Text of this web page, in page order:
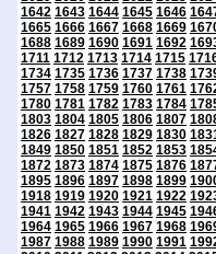
1642 1643 1644 1645 1646
1665 1666 1667 1668 1669
1688 1689 1690 1691 1692
1711 1712 1713 1714 1715
1734 1735 1736 1737 1738
1757 1758 1759 1760 1761
1780 1781 1782 1783 1784
1803 1804 1805 1806 1807
1826 1827 1828 1829 1830
1849 1850 1851 1852 1853
1872 1873 1874 1875 1876
1895 1896 1897 1898 1899
1918 1919 1920 1921 1922
1941 1942 1943 1944 1945
1964 1965 1966 1967 1968
1987 1988 1989 1990 1991